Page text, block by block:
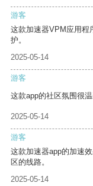
游客
这款加速器VPM应用程
护。
2025-05-14
游客
这款app的社区氛围很
2025-05-14
游客
这款加速器app的加速
区的线路。
2025-05-14